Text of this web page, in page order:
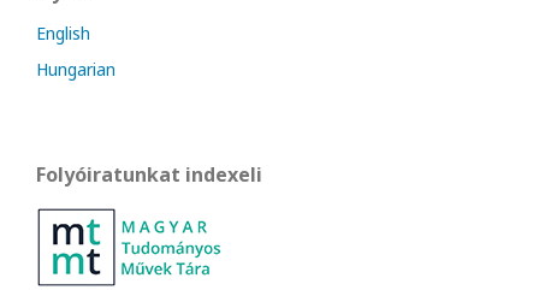
English
Hungarian
Folyóiratunkat indexeli